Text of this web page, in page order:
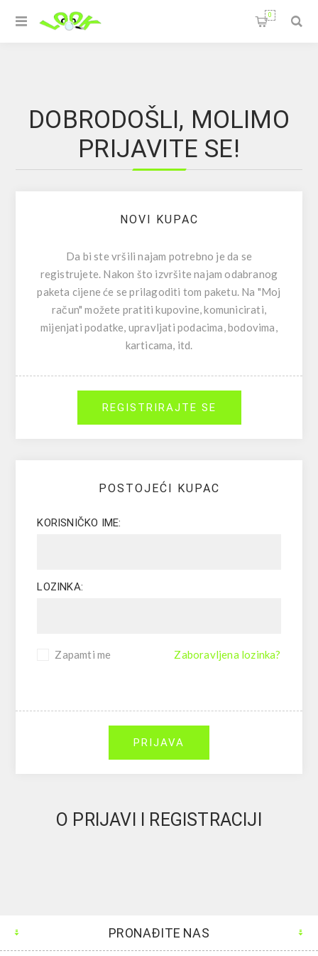
0
DOBRODOŠLI, MOLIMO
PRIJAVITE SE!
NOVI KUPAC
Da bi ste vršili najam potrebno je da se
registrujete. Nakon što izvršite najam odabranog
paketa cijene će se prilagoditi tom paketu. Na "Moj
račun" možete pratiti kupovine, komunicirati,
mijenjati podatke, upravljati podacima, bodovima,
karticama, itd.
REGISTRIRAJTE SE
POSTOJEĆI KUPAC
KORISNIČKO IME:
LOZINKA:
Zapamti me Zaboravljena lozinka?
PRIJAVA
O PRIJAVI I REGISTRACIJI
PRONAĐITE NAS